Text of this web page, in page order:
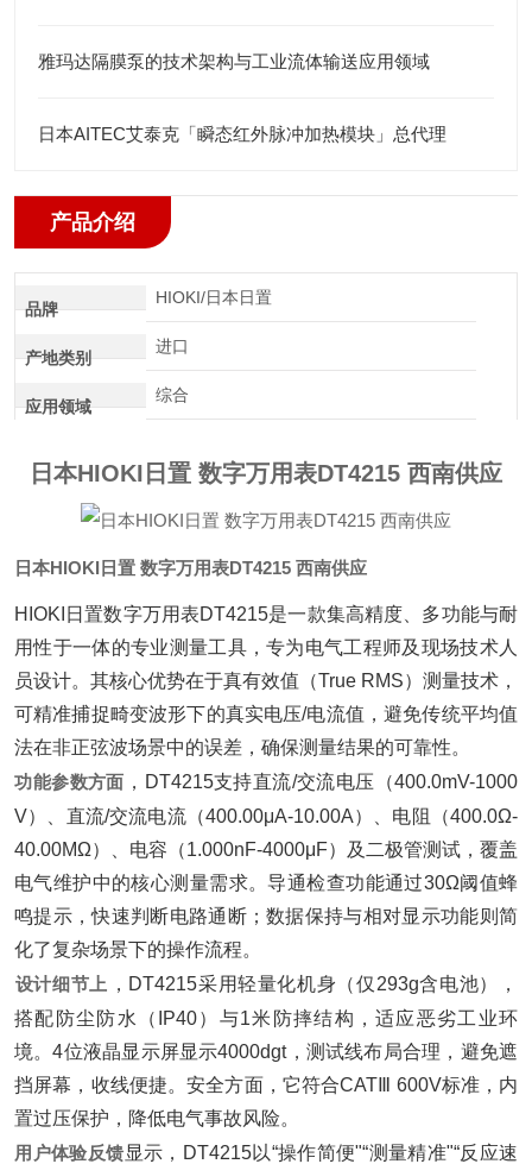
雅玛达隔膜泵的技术架构与工业流体输送应用领域
日本AITEC艾泰克「瞬态红外脉冲加热模块」总代理
产品介绍
品牌
HIOKI/日本日置
产地类别
进口
应用领域
综合
日本HIOKI日置 数字万用表DT4215 西南供应
日本HIOKI日置 数字万用表DT4215 西南供应
HIOKI日置数字万用表DT4215是一款集高精度、多功能与耐
用性于一体的专业测量工具，专为电气工程师及现场技术人
员设计。其核心优势在于真有效值（True RMS）测量技术，
可精准捕捉畸变波形下的真实电压/电流值，避免传统平均值
法在非正弦波场景中的误差，确保测量结果的可靠性。
功能参数方面 ‌，DT4215支持直流/交流电压（400.0mV-1000
V）、直流/交流电流（400.00μA-10.00A）、电阻（400.0Ω-
40.00MΩ）、电容（1.000nF-4000μF）及二极管测试，覆盖
电气维护中的核心测量需求。导通检查功能通过30Ω阈值蜂
鸣提示，快速判断电路通断；数据保持与相对显示功能则简
化了复杂场景下的操作流程。
设计细节上 ‌，DT4215采用轻量化机身（仅293g含电池），
搭配防尘防水（IP40）与1米防摔结构，适应恶劣工业环
境。4位液晶显示屏显示4000dgt，测试线布局合理，避免遮
挡屏幕，收线便捷。安全方面，它符合CATⅢ 600V标准，内
置过压保护，降低电气事故风险。
用户体验反馈‌显示，DT4215以“操作简便"“测量精准"“反应速